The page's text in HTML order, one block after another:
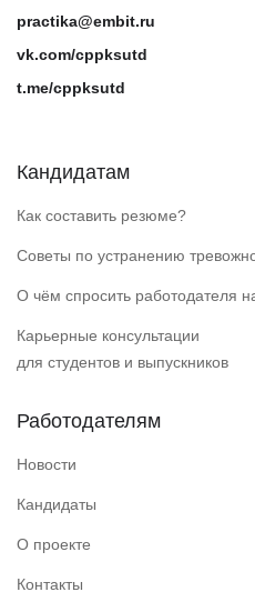
practika@embit.ru
vk.com/cppksutd
t.me/cppksutd
Кандидатам
Как составить резюме?
Советы по устранению
О чём спросить работодателя
Карьерные консультации
для студентов и выпускников
Работодателям
Новости
Кандидаты
О проекте
Контакты